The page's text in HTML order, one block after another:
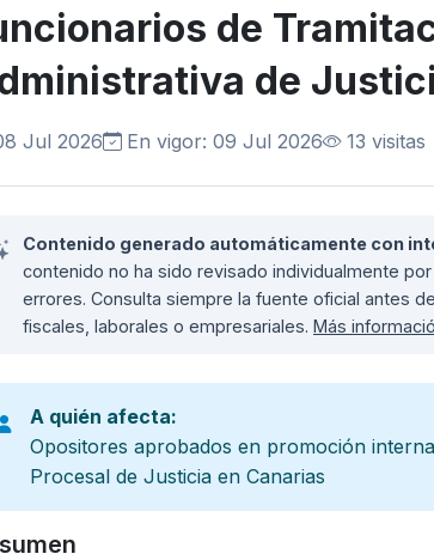
de
de
Jul 2026 En vigor: 09 Jul 2026 13 visitas
Contenido generado automáticamente con
contenido no ha sido revisado individualmente
errores. Consulta siempre la fuente oficial antes
fiscales, laborales o empresariales. Más
A quién afecta:
Opositores aprobados en promoción
Procesal de Justicia en Canarias